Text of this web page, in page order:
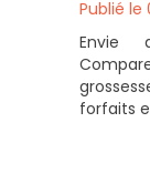
Publié
Envie
forfaits